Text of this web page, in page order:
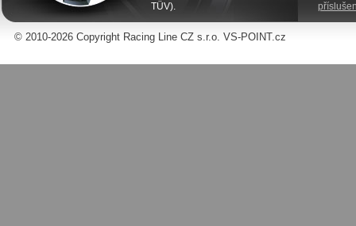
TÜV).
© 2010-2026 Copyright Racing Line CZ s.r.o. VS-POINT.cz